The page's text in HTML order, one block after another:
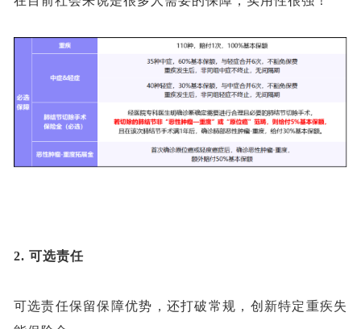
2. 可选责任
可选责任保留保障优势，还打破常规，创新特定重疾失